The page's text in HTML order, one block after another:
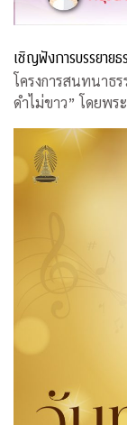
เชิญฟังการบรรยายธ
โครงการสนทนาธร
ดำไม่ขาว” โดยพร